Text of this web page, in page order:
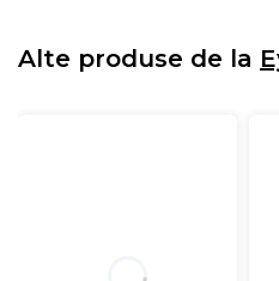
Alte produse de la